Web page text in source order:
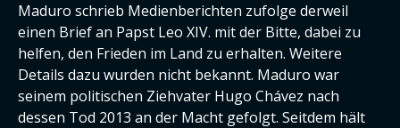
Maduro schrieb Medienberichten zufolge derweil
einen Brief an Papst Leo XIV. mit der Bitte, dabei zu
helfen, den Frieden im Land zu erhalten. Weitere
Details dazu wurden nicht bekannt. Maduro war
seinem politischen Ziehvater Hugo Chávez nach
dessen Tod 2013 an der Macht gefolgt. Seitdem hält